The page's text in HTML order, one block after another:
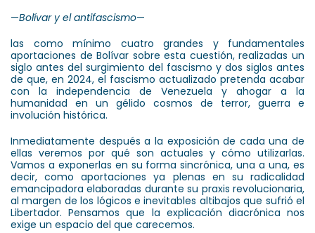
—Bolívar y el antifascismo—
las como mínimo cuatro grandes y fundamentales
aportaciones de Bolívar sobre esta cuestión, realizadas un
siglo antes del surgimiento del fascismo y dos siglos antes
de que, en 2024, el fascismo actualizado pretenda acabar
con la independencia de Venezuela y ahogar a la
humanidad en un gélido cosmos de terror, guerra e
involución histórica.
Inmediatamente después a la exposición de cada una de
ellas veremos por qué son actuales y cómo utilizarlas.
Vamos a exponerlas en su forma sincrónica, una a una, es
decir, como aportaciones ya plenas en su radicalidad
emancipadora elaboradas durante su praxis revolucionaria,
al margen de los lógicos e inevitables altibajos que sufrió el
Libertador. Pensamos que la explicación diacrónica nos
exige un espacio del que carecemos.